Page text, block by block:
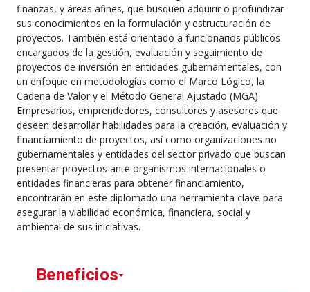
finanzas, y áreas afines, que busquen adquirir o profundizar
sus conocimientos en la formulación y estructuración de
proyectos. También está orientado a funcionarios públicos
encargados de la gestión, evaluación y seguimiento de
proyectos de inversión en entidades gubernamentales, con
un enfoque en metodologías como el Marco Lógico, la
Cadena de Valor y el Método General Ajustado (MGA).
Empresarios, emprendedores, consultores y asesores que
deseen desarrollar habilidades para la creación, evaluación y
financiamiento de proyectos, así como organizaciones no
gubernamentales y entidades del sector privado que buscan
presentar proyectos ante organismos internacionales o
entidades financieras para obtener financiamiento,
encontrarán en este diplomado una herramienta clave para
asegurar la viabilidad económica, financiera, social y
ambiental de sus iniciativas.
Beneficios